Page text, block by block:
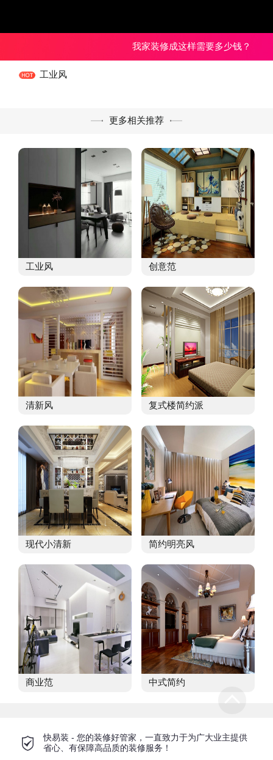
我家装修成这样需要多少钱？
工业风
更多相关推荐
工业风 创意范
清新风 复式楼简约派
现代小清新 简约明亮风
商业范 中式简约
快易装 - 您的装修好管家，一直致力于为广大业主提供
省心、有保障高品质的装修服务！